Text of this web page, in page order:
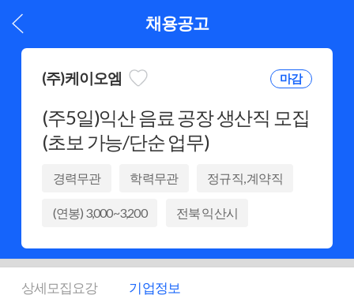
채용공고
(주)케이오엠 마감
(주5일)익산 음료 공장 생산직 모집
(초보 가능/단순 업무)
경력무관 학력무관 정규직, 계약직
(연봉) 3,000~3,200 전북 익산시
상세모집요강 기업정보